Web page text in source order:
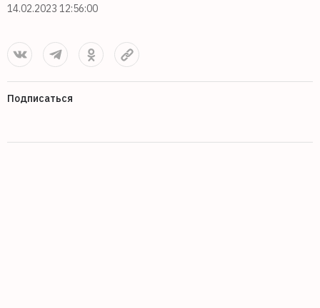
14.02.2023 12:56:00
Подписаться